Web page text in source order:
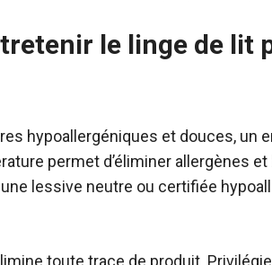
le linge de lit
hypoallergéniques et douces, un
permet d’éliminer allergènes
lessive neutre ou certifiée
toute trace de produit.